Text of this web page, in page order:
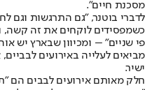
מסכנת חיים".
לדברי בוטנר, "גם התרגשות וגם
כשמפסידים לוקחים את זה קשה,
פי שניים" – ומכיוון שבארץ יש
מביאים לעלייה באירועים
ישיר.
חלק מאותם אירועים לבבים הם